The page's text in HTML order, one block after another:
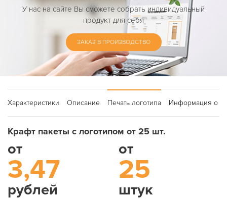
У нас на сайте Вы сможете собрать индивидуальный
продукт для себя
ЗАКАЗ В ПРОИЗВОДСТВО
Характеристики Описание Печать логотипа Информация о
Крафт пакеты с логотипом от 25 шт.
от
3,47
рублей
от
25
штук